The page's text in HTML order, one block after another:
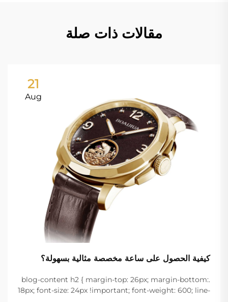
مقالات ذات صلة
21
Aug
كيفية الحصول على ساعة مخصصة مثالية بسهولة؟
.blog-content h2 { margin-top: 26px; margin-bottom:
18px; font-size: 24px !important; font-weight: 600; line-